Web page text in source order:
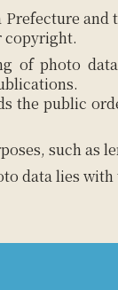
copyright.
of photo
the public
such as
data lies